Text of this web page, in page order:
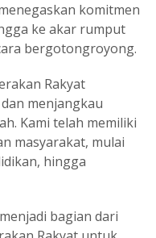
komitmen
ke akar rumput
bergotongroyong.
Rakyat
menjangkau
Kami telah memiliki
masyarakat, mulai
hingga
bagian dari